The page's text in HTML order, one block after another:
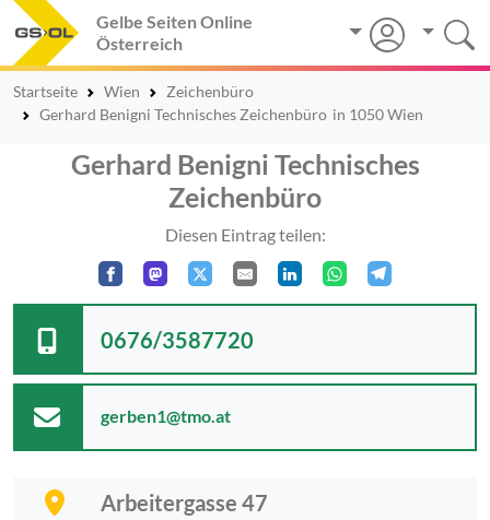
Gelbe Seiten Online
Österreich
Startseite Wien
Zeichenbüro
Gerhard Benigni Technisches Zeichenbüro in 1050 Wien
Gerhard Benigni Technisches
Zeichenbüro
Diesen Eintrag teilen:
Arbeitergasse 47
0676/3587720
gerben1@tmo.at